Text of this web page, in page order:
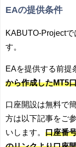
EAの提供条件
KABUTO-Project
す。
EAを提供する前提
から作成したMT5
口座開設は無料で
方は以下記事をご
いします。 口座番